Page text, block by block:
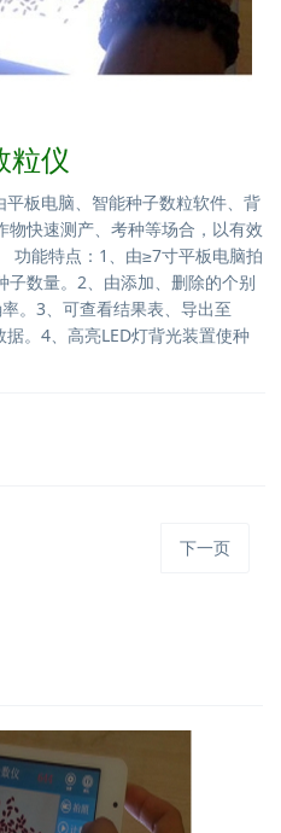
粒仪
板电脑、智能种子数粒软件、背
快速测产、考种等场合，以有效
功能特点：1、由≥7寸平板电脑拍
子数量。2、由添加、删除的个别
。3、可查看结果表、导出至
据。4、高亮LED灯背光装置使种
下一页